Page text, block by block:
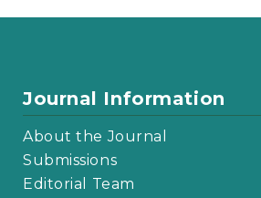
Journal Information
About the Journal
Submissions
Editorial Team